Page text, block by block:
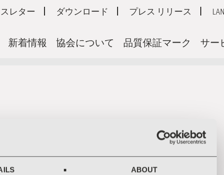
ABOUT
レター ダウンロード プレス リリース
新着情報 協会について 品質保証マーク サー